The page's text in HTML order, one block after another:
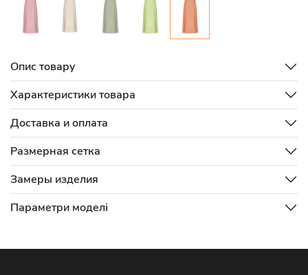
Опис товару
Характеристики товара
Доставка и оплата
Размерная сетка
Замеры изделия
Параметри моделі